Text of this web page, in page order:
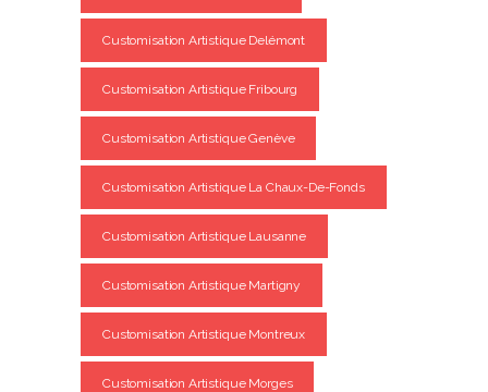
Customisation Artistique Delémont
Customisation Artistique Fribourg
Customisation Artistique Genève
Customisation Artistique La Chaux-De-Fonds
Customisation Artistique Lausanne
Customisation Artistique Martigny
Customisation Artistique Montreux
Customisation Artistique Morges